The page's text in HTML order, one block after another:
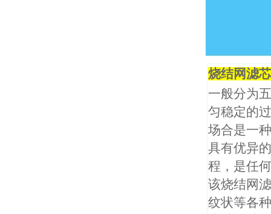
烧结网滤
一般分为
匀稳定的
场合是一
具有优异
程，是任
该烧结网
纹状等各